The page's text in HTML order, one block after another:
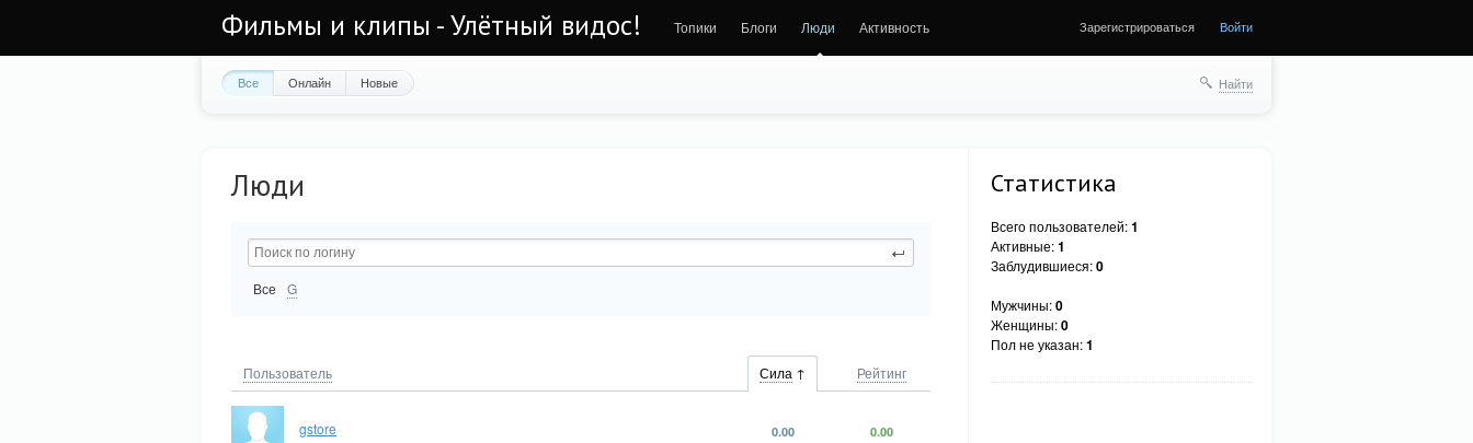
Фильмы и клипы - Улётный видос! Топики Блоги Люди Активность Зарегистрироваться Войти
Все Онлайн Новые Найти
Статистика
Всего пользователей:1
Активные:1
Заблудившиеся:0
Мужчины:0
Женщины:0
Пол не указан:1
Люди
Все G
Пользователь Сила Рейтинг
gstore 0.00 0.00